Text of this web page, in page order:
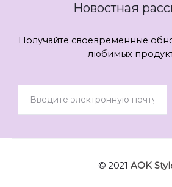
Новостная
Получайте своевременные
любимых
© 2021 AOK